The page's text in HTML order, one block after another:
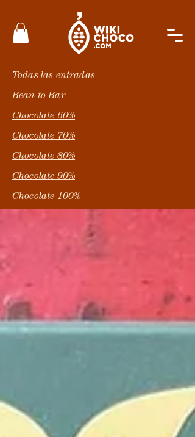
Todas las entradas
Bean to Bar
Chocolate 60%
Chocolate 70%
Chocolate 80%
Chocolate 90%
Chocolate 100%